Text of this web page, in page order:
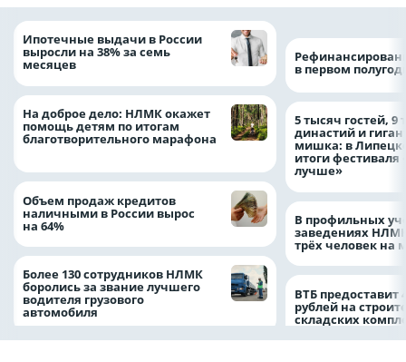
Ипотечные выдачи в России
выросли на 38% за семь
месяцев
На доброе дело: НЛМК окажет
помощь детям по итогам
благотворительного марафона
Объем продаж кредитов
наличными в России вырос
на 64%
Более 130 сотрудников НЛМК
боролись за звание лучшего
водителя грузового
автомобиля
в первом
5 тысяч гостей, 9
династий и
мишка: в
итоги фестиваля
лучше»
В профильных
заведениях
трёх человек на
ВТБ предоставит
рублей на
складских